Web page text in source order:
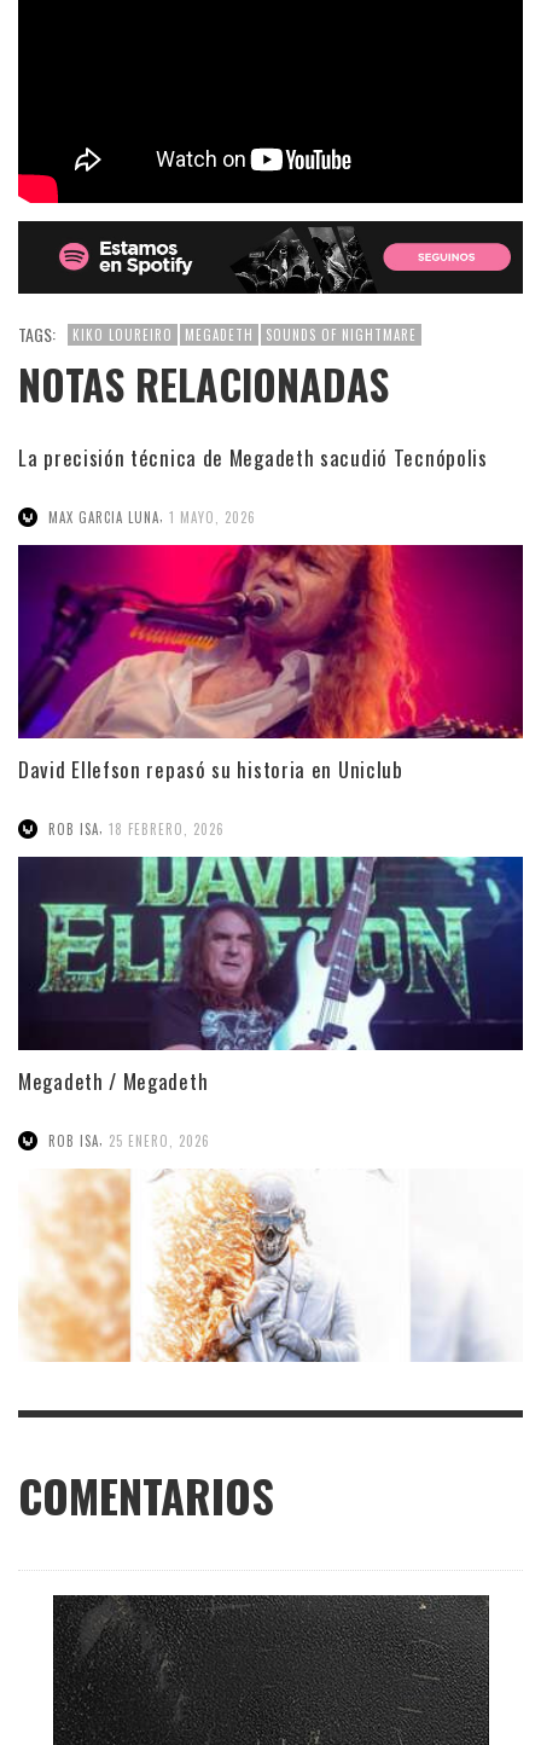
TAGS: KIKO LOUREIRO MEGADETH SOUNDS OF NIGHTMARE
NOTAS RELACIONADAS
La precisión técnica de Megadeth sacudió Tecnópolis
MAX GARCIA LUNA, 1 MAYO, 2026
David Ellefson repasó su historia en Uniclub
ROB ISA 18 FEBRERO, 2026
Megadeth / Megadeth
ROB ISA 25 ENERO, 2026
COMENTARIOS